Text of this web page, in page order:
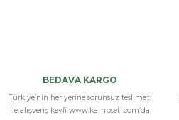
BEDAVA KARGO
Türkiye’nin her yerine sorunsuz teslimat
ile alışveriş keyfi www.kampseti.com’da